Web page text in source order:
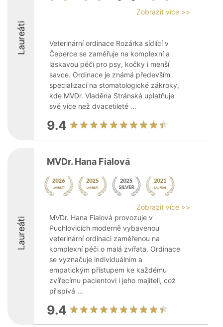
Laureáti
Zobrazit více >>
Veterinární ordinace Rozárka sídlící v
Čeperce se zaměřuje na komplexní a
laskavou péči pro psy, kočky i menší
savce. Ordinace je známá především
specializací na stomatologické zákroky,
kde MVDr. Vladěna Stránská uplatňuje
své více než dvacetileté ...
9.4
Laureáti
MVDr. Hana Fialová
Zobrazit více >>
MVDr. Hana Fialová provozuje v
Puchlovicích moderně vybavenou
veterinární ordinaci zaměřenou na
komplexní péči o malá zvířata. Ordinace
se vyznačuje individuálním a
empatickým přístupem ke každému
zvířecímu pacientovi i jeho majiteli, což
přispívá ...
9.4